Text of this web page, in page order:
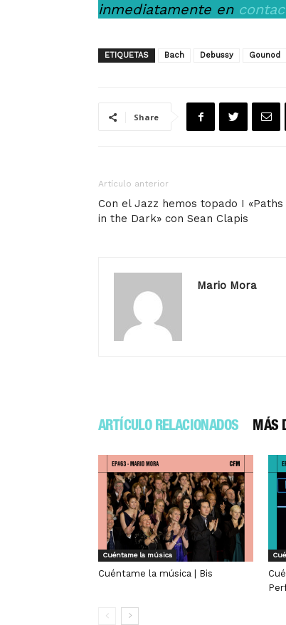
inmediatamente en
ETIQUETAS Bach Debussy Gounod
Share
Artículo anterior
Con el Jazz hemos topado I
in the Dark» con Sean Clapis
Mario Mora
ARTÍCULO RELACIONADOS MÁS
Cuéntame la música
Cuéntame la música | Bis